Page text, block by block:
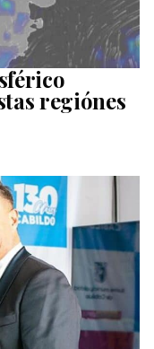
regiónes